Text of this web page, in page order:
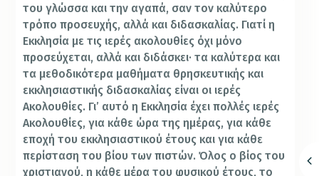
του γλώσσα και την αγαπά, σαν τον καλύτερο
τρόπο προσευχής, αλλά και διδασκαλίας. Γιατί η
Εκκλησία με τις ιερές ακολουθίες όχι μόνο
προσεύχεται, αλλά και διδάσκει· τα καλύτερα και
τα μεθοδικότερα μαθήματα θρησκευτικής και
εκκλησιαστικής διδασκαλίας είναι οι ιερές
Ακολουθίες. Γι’ αυτό η Εκκλησία έχει πολλές ιερές
Ακολουθίες, για κάθε ώρα της ημέρας, για κάθε
εποχή του εκκλησιαστικού έτους και για κάθε
περίσταση του βίου των πιστών. Όλος ο βίος του
χριστιανού, η κάθε μέρα του φυσικού έτους, το